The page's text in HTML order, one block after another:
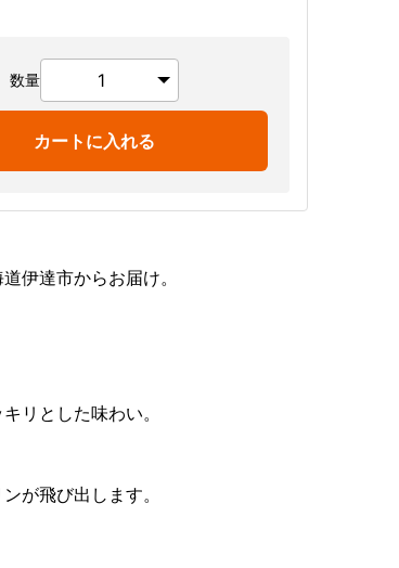
数量
カートに入れる
伊達市からお届け。
リとした味わい。
が飛び出します。